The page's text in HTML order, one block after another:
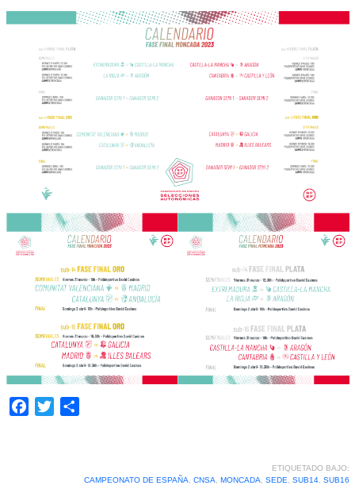
Facebook
Twitter
ETIQUETADO BAJO:
CAMPEONATO DE ESPAÑA
CNSA MONCADA SEDE SUB14, SUB16